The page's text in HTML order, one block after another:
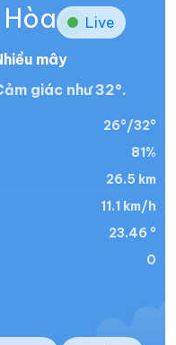
Live
mây
giác như 32°.
26°/32°
81%
26.5 km
11.1 km/h
23.46 °
0